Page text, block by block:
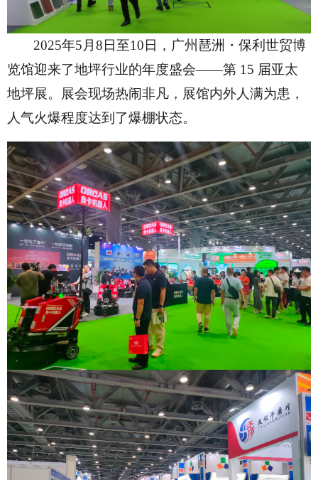
2025年5月8日至10日，广州琶洲・保利世贸博
览馆迎来了地坪行业的年度盛会——第 15 届亚太
地坪展。展会现场热闹非凡，展馆内外人满为患，
人气火爆程度达到了爆棚状态。